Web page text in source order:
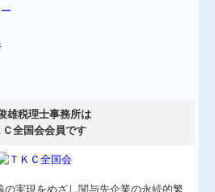
雄税理士事務所は
Ｃ全国会会員です
の実現をめざし関与先企業の永続的繁